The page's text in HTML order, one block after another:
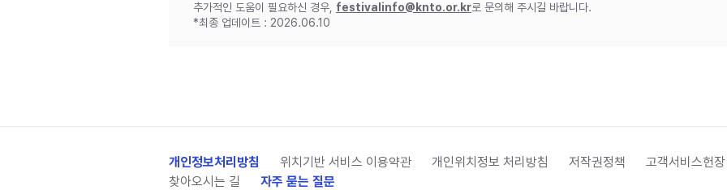
추가적인 도움이 필요하신 경우, festivalinfo@knto.or.kr로 문의해 주시길 바랍니다.
*최종 업데이트 : 2026.06.10
개인정보처리방침 위치기반 서비스 이용약관 개인위치정보 처리방침 저작권정책 고객서비스헌장
찾아오시는 길
자주 묻는 질문